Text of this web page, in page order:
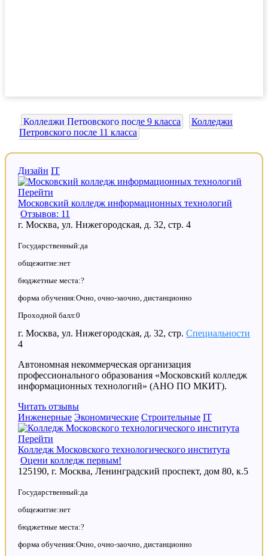
Колледжи Петровского после 9 класса
Колледжи
Петровского после 11 класса
Дизайн IT
Перейти
Московский колледж информационных технологий
Отзывов: 11
г. Москва, ул. Нижегородская, д. 32, стр. 4
Государственный:да
общежитие:нет
бюджетные места:?
форма обучения:Очно, очно-заочно, дистанционно
Проходной балл:0
Специальности
г. Москва, ул. Нижегородская, д. 32, стр.
4
Автономная некоммерческая организация
профессионального образования «Московский колледж
информационных технологий» (АНО ПО МКИТ).
Читать отзывы
Инженерные Экономические Строительные IT
Перейти
Колледж Московского технологического института
Оцени колледж первым!
125190, г. Москва, Ленинградский проспект, дом 80, к.5
Государственный:да
общежитие:нет
бюджетные места:?
форма обучения:Очно, очно-заочно, дистанционно